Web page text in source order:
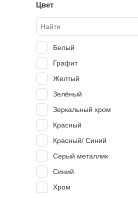
Цвет
Белый
Графит
Желтый
Зелёный
Зеркальный хром
Красный
Красный/ Синий
Серый металлик
Синий
Хром